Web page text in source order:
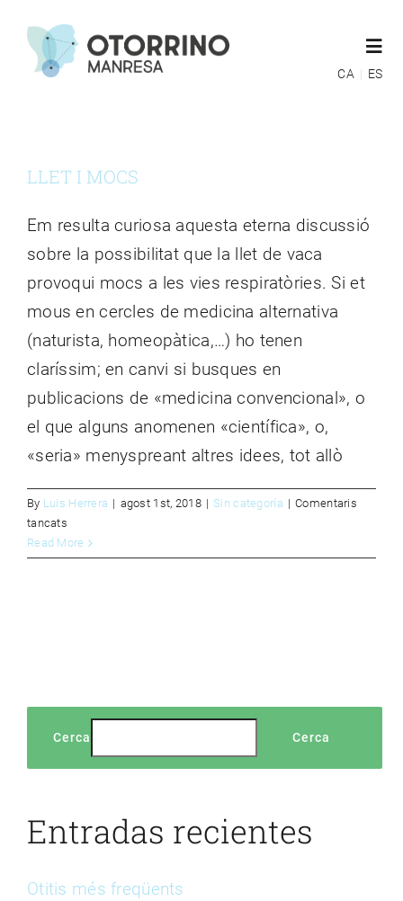
content
EQUIP MÈDIC
GUIES POST OPERATÒRIES
CONTACTE
CA ES
LLET I MOCS
Em resulta curiosa aquesta eterna discussió
sobre la possibilitat que la llet de vaca
provoqui mocs a les vies respiratòries. Si et
mous en cercles de medicina alternativa
(naturista, homeopàtica,…) ho tenen
claríssim; en canvi si busques en
publicacions de «medicina convencional», o
el que alguns anomenen «científica», o,
«seria» menyspreant altres idees, tot allò
By Luis Herrera | agost 1st, 2018 | Sin categoría | Comentaris
tancats
LLET
I
Read More
Cerca Cerca
Entradas recientes
Otitis més freqüents